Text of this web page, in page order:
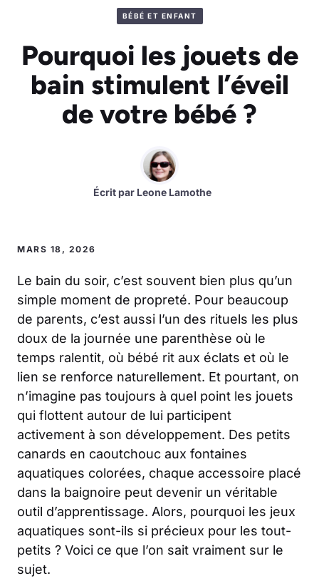
BÉBÉ ET ENFANT
Pourquoi les jouets de
bain stimulent l’éveil
de votre bébé ?
Écrit par Leone Lamothe
MARS 18, 2026
Le bain du soir, c’est souvent bien plus qu’un
simple moment de propreté. Pour beaucoup
de parents, c’est aussi l’un des rituels les plus
doux de la journée une parenthèse où le
temps ralentit, où bébé rit aux éclats et où le
lien se renforce naturellement. Et pourtant, on
n’imagine pas toujours à quel point les jouets
qui flottent autour de lui participent
activement à son développement. Des petits
canards en caoutchouc aux fontaines
aquatiques colorées, chaque accessoire placé
dans la baignoire peut devenir un véritable
outil d’apprentissage. Alors, pourquoi les jeux
aquatiques sont-ils si précieux pour les tout-
petits ? Voici ce que l’on sait vraiment sur le
sujet.